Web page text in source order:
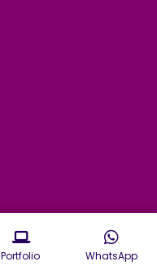
Portfolio WhatsApp